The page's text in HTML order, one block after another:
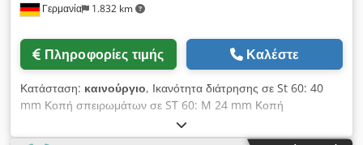
ατράκτου 160-2250 rpm
Γερμανία 1.832 km
Πληροφορίες τιμής Καλέστε
Κατάσταση: καινούργιο, Ικανότητα διάτρησης σε St 60: 40
mm Κοπή σπειρωμάτων σε ST 60: M 24 mm Κοπή
σπειρωμάτων σε GG 20: M 30 Διαδρομή διάτρησης: 120 mm
Σύντομη άτρακτος: MK 3 Βραχίονας απόστασης: 293 mm